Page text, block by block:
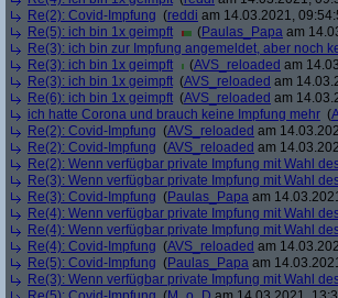
Re(2): Covid-Impfung (reddi am 14.03.2021,
Re(5): ich bin 1x geimpft
(Paulas_Papa am
Re(3): ich bin zur Impfung angemeldet, aber noch
Re(3): ich bin 1x geimpft
(AVS_reloaded am
Re(3): ich bin 1x geimpft (AVS_reloaded am
Re(6): ich bin 1x geimpft (AVS_reloaded am
ich hatte Corona und brauch keine Impfung mehr (
Re(2): Covid-Impfung (AVS_reloaded am
Re(2): Covid-Impfung (AVS_reloaded am
Re(2): Wenn verfügbar private Impfung mit Wahl
Re(3): Wenn verfügbar private Impfung mit Wahl
Re(3): Covid-Impfung (Paulas_Papa am
Re(4): Wenn verfügbar private Impfung mit Wahl
Re(4): Wenn verfügbar private Impfung mit Wahl
Re(4): Covid-Impfung (AVS_reloaded am
Re(5): Covid-Impfung (Paulas_Papa am
Re(3): Wenn verfügbar private Impfung mit Wahl